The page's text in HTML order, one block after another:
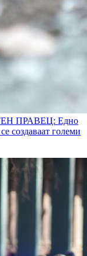
ПРАВЕЦ: Едно
создаваат големи